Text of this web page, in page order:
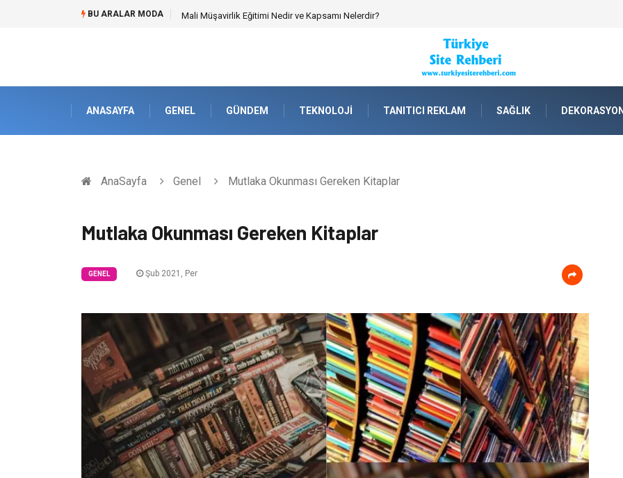
BU ARALAR MODA Forma Yaptırma Girişimiyle Akademik Spor Topluluklarında Kurumsal Kimlik İnşa Etmek
ANASAYFA GENEL GÜNDEM TEKNOLOJI TANITICI REKLAM SAĞLIK DEKORASYON
AnaSayfa Genel Mutlaka Okunması Gereken Kitaplar
Mutlaka Okunması Gereken Kitaplar
GENEL Şub 2021, Per